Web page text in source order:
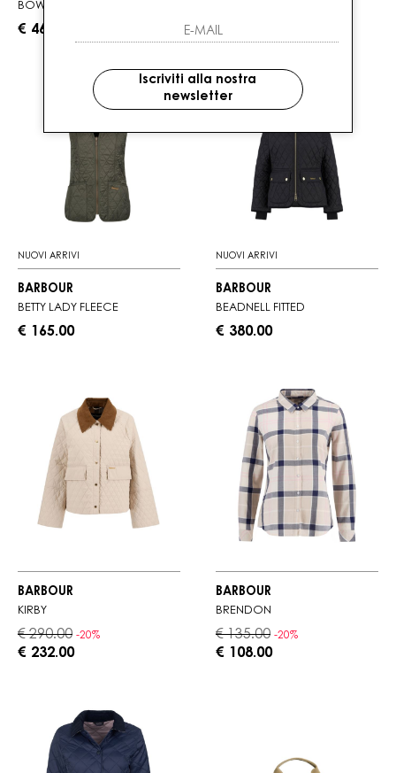
BOWER WAX JACKET
€ 465.00 € 380.00
NUOVI ARRIVI
BARBOUR
BETTY LADY FLEECE
€ 165.00
NUOVI ARRIVI
BARBOUR
BEADNELL FITTED
€ 380.00
BARBOUR
KIRBY
€ 290.00 -20%
€ 232.00
BARBOUR
BRENDON
€ 135.00 -20%
€ 108.00
Iscriviti alla nostra
newsletter